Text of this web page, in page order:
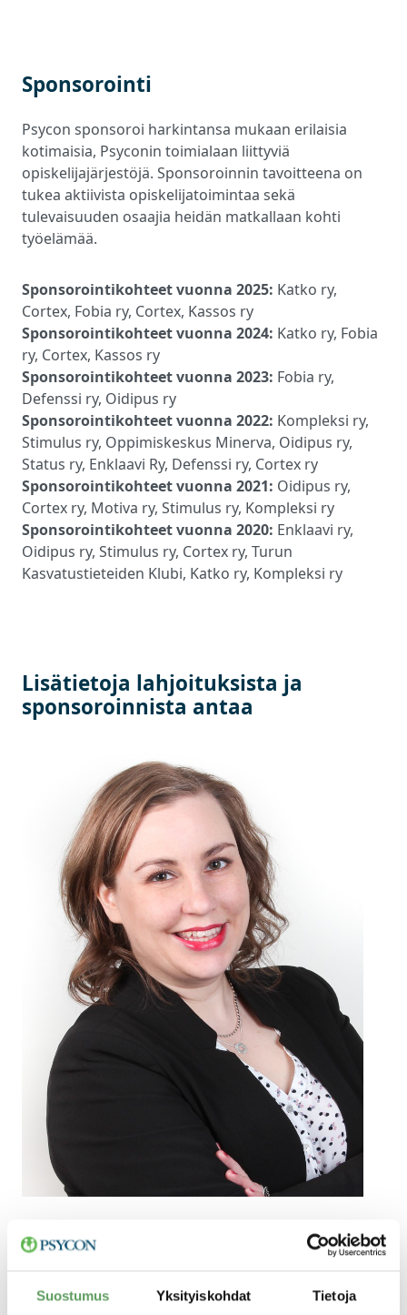
Suostumus Yksityiskohdat Tietoja
Sponsorointi
Psycon sponsoroi harkintansa mukaan erilaisia
kotimaisia, Psyconin toimialaan liittyviä
opiskelijajärjestöjä. Sponsoroinnin tavoitteena on
tukea aktiivista opiskelijatoimintaa sekä
tulevaisuuden osaajia heidän matkallaan kohti
työelämää.
Sponsorointikohteet vuonna 2025: Katko ry,
Cortex, Fobia ry, Cortex, Kassos ry
Sponsorointikohteet vuonna 2024: Katko ry, Fobia
ry, Cortex, Kassos ry
Sponsorointikohteet vuonna 2023: Fobia ry,
Defenssi ry, Oidipus ry
Sponsorointikohteet vuonna 2022: Kompleksi ry,
Stimulus ry, Oppimiskeskus Minerva, Oidipus ry,
Status ry, Enklaavi Ry, Defenssi ry, Cortex ry
Sponsorointikohteet vuonna 2021: Oidipus ry,
Cortex ry, Motiva ry, Stimulus ry, Kompleksi ry
Sponsorointikohteet vuonna 2020: Enklaavi ry,
Oidipus ry, Stimulus ry, Cortex ry, Turun
Kasvatustieteiden Klubi, Katko ry, Kompleksi ry
Lisätietoja lahjoituksista ja
sponsoroinnista antaa
Taru Kehälinna